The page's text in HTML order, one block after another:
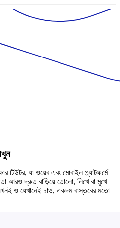
টিউটর, যা ওয়েব এবং মোবাইল প্ল্যাটফর্মে
আরও দ্রুত বাড়িয়ে তোলো, লিখে বা মুখে
ও যেখানেই চাও, একদম বাস্তবের মতো